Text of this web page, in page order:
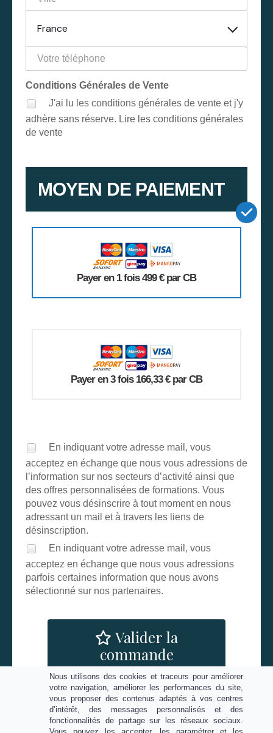
France
Conditions Générales de Vente
J'ai lu les conditions générales de vente et j'y
adhère sans réserve. Lire les conditions générales
de vente
MOYEN DE PAIEMENT
Payer en 1 fois 499 € par CB
Payer en 3 fois 166,33 € par CB
En indiquant votre adresse mail, vous
acceptez en échange que nous vous adressions de
l’information sur nos secteurs d’activité ainsi que
des offres personnalisées de formations. Vous
pouvez vous désinscrire à tout moment en nous
adressant un mail et à travers les liens de
désinscription.
En indiquant votre adresse mail, vous
acceptez en échange que nous vous adressions
parfois certaines information que nous avons
sélectionné sur nos partenaires.
Valider la
commande
Nous utilisons des cookies et traceurs pour améliorer
votre navigation, améliorer les performances du site,
vous proposer des contenus adaptés à vos centres
d’intérêt, des messages personnalisés et des
fonctionnalités de partage sur les réseaux sociaux.